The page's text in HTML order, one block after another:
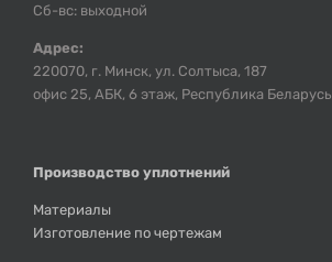
Сб-вс: выходной
Адрес:
220070, г. Минск, ул. Солтыса, 187
офис 25, АБК, 6 этаж, Республика Беларусь
Производство уплотнений
Материалы
Изготовление по чертежам